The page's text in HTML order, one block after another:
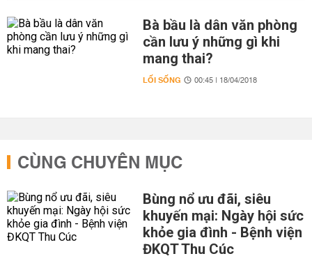
Bà bầu là dân văn phòng
cần lưu ý những gì khi
mang thai?
LỐI SỐNG 00:45 | 18/04/2018
CÙNG CHUYÊN MỤC
Bùng nổ ưu đãi, siêu
khuyến mại: Ngày hội sức
khỏe gia đình - Bệnh viện
ĐKQT Thu Cúc